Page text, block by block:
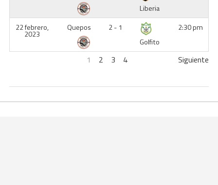
Liberia
22 febrero,
2023
Quepos
2 - 1
Golfito
2:30 pm
1 2 3 4 Siguiente